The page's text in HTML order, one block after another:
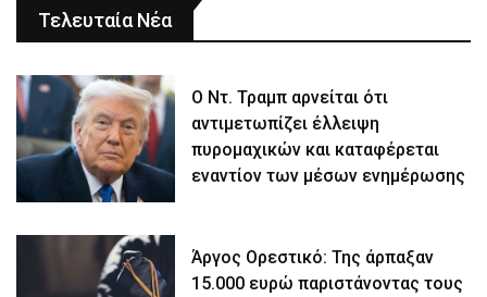
Τελευταία Νέα
Ο Ντ. Τραμπ αρνείται ότι
αντιμετωπίζει έλλειψη
πυρομαχικών και καταφέρεται
εναντίον των μέσων ενημέρωσης
Άργος Ορεστικό: Της άρπαξαν
15.000 ευρώ παριστάνοντας τους